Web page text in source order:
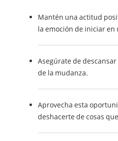
Mantén una actitud
la emoción de iniciar en
Asegúrate de
de la mudanza.
Aprovecha esta
deshacerte de cosas